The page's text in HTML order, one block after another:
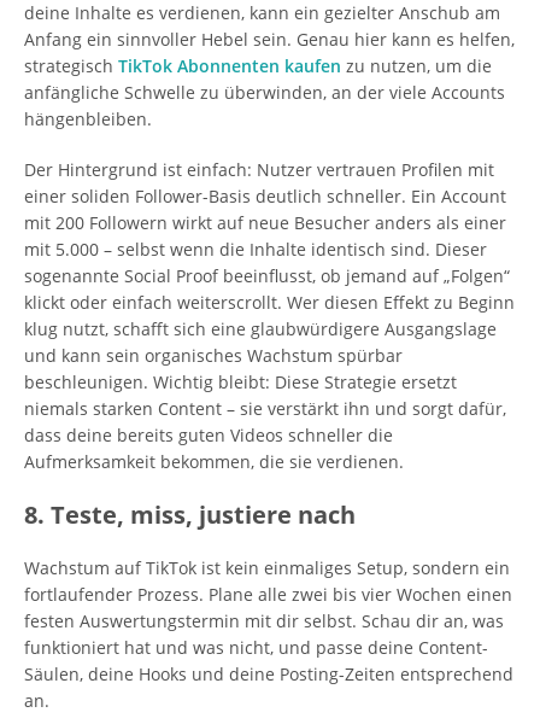
deine Inhalte es verdienen, kann ein gezielter Anschub am
Anfang ein sinnvoller Hebel sein. Genau hier kann es helfen,
strategisch TikTok Abonnenten kaufen zu nutzen, um die
anfängliche Schwelle zu überwinden, an der viele Accounts
hängenbleiben.
Der Hintergrund ist einfach: Nutzer vertrauen Profilen mit
einer soliden Follower-Basis deutlich schneller. Ein Account
mit 200 Followern wirkt auf neue Besucher anders als einer
mit 5.000 – selbst wenn die Inhalte identisch sind. Dieser
sogenannte Social Proof beeinflusst, ob jemand auf „Folgen“
klickt oder einfach weiterscrollt. Wer diesen Effekt zu Beginn
klug nutzt, schafft sich eine glaubwürdigere Ausgangslage
und kann sein organisches Wachstum spürbar
beschleunigen. Wichtig bleibt: Diese Strategie ersetzt
niemals starken Content – sie verstärkt ihn und sorgt dafür,
dass deine bereits guten Videos schneller die
Aufmerksamkeit bekommen, die sie verdienen.
8. Teste, miss, justiere nach
Wachstum auf TikTok ist kein einmaliges Setup, sondern ein
fortlaufender Prozess. Plane alle zwei bis vier Wochen einen
festen Auswertungstermin mit dir selbst. Schau dir an, was
funktioniert hat und was nicht, und passe deine Content-
Säulen, deine Hooks und deine Posting-Zeiten entsprechend
an.